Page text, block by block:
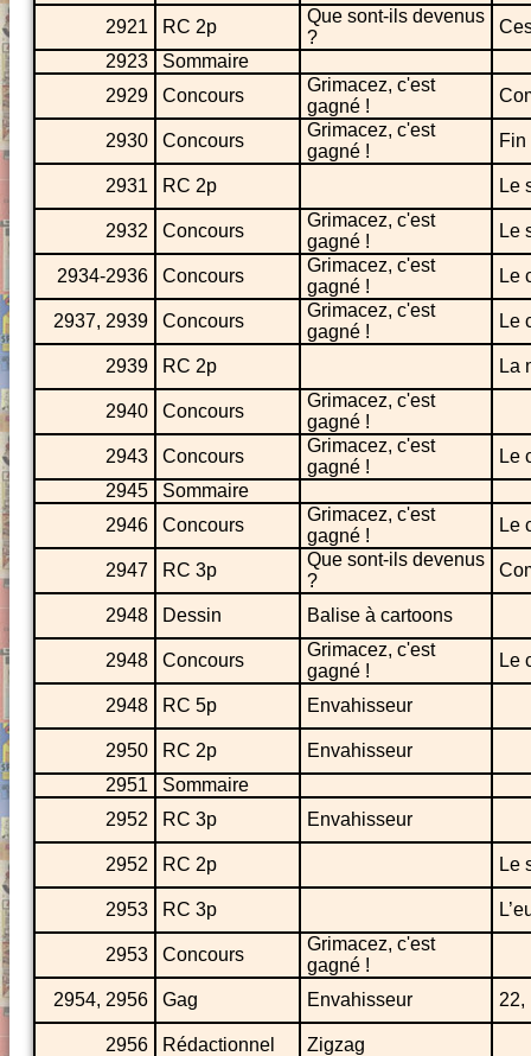
2921 RC 2p
Que sont-ils devenus
?
2923
Sommaire
2929
Concours
Grimacez, c'est
gagné !
2930 Concours
Grimacez, c'est
gagné !
Fin
2931 RC 2p Le
2932 Concours
Grimacez, c'est
gagné !
Le
2934-2936 Concours
Grimacez, c'est
gagné !
Le
2937, 2939 Concours
Grimacez, c'est
gagné !
Le
2939 RC 2p La
2940 Concours
Grimacez, c'est
gagné !
2943
Concours
Grimacez, c'est
gagné !
Le
2945
Sommaire
2946
Concours
Grimacez, c'est
gagné !
Le
2947 RC 3p
Que sont-ils devenus
?
2948 Dessin Balise à cartoons
2948 Concours
Grimacez, c'est
gagné !
Le
2948 RC 5p Envahisseur
2950 RC 2p
Envahisseur
2951
Sommaire
2952
RC 3p Envahisseur
2952 RC 2p Le
2953 RC 3p
2953 Concours
Grimacez, c'est
gagné !
2954, 2956
Gag Envahisseur 22,
2956 Rédactionnel Zigzag